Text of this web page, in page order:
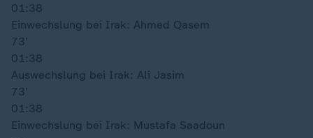
01:38
Einwechslung bei Irak: Ahmed Qasem
73′
01:38
Auswechslung bei Irak: Ali Jasim
73′
01:38
Einwechslung bei Irak: Mustafa Saadoun